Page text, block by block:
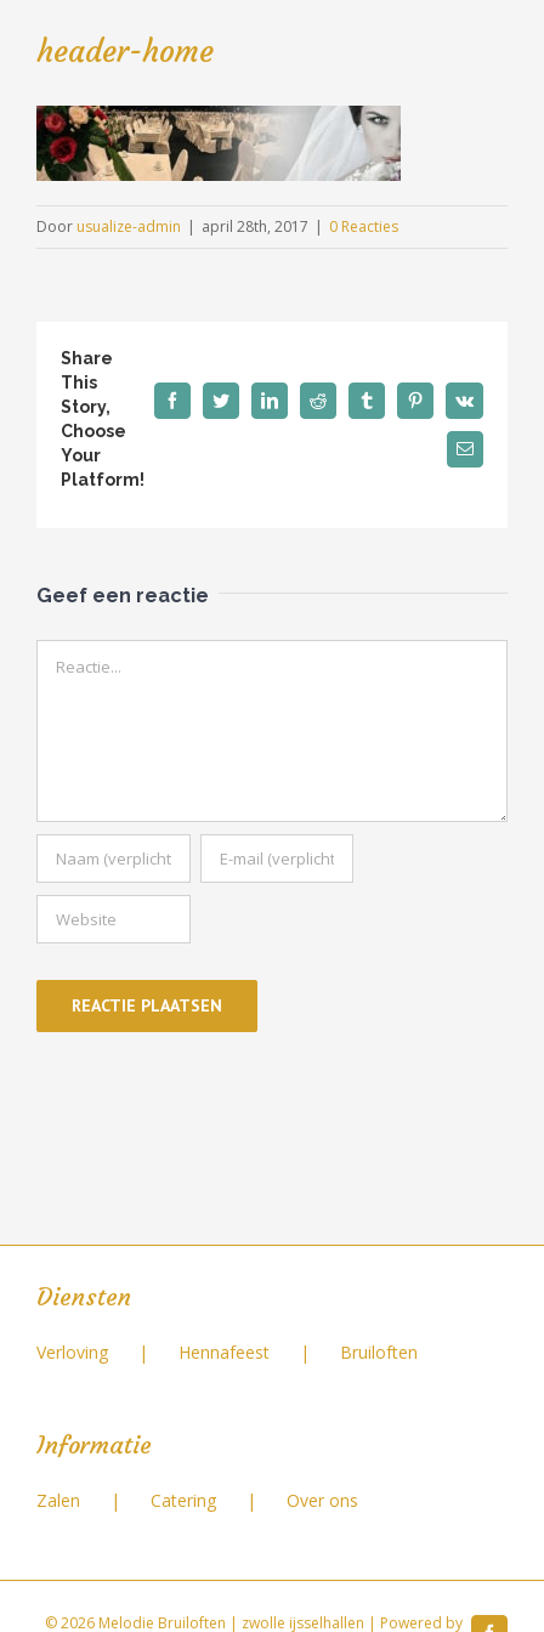
header-home
Door usualize-admin | april 28th, 2017 | 0 Reacties
Share
This
Story,
Choose
Your
Platform!
FacebookTwitterLinkedInReddit Tumblr PinterestVk
E-
mail
Geef een reactie
Diensten
Verloving Hennafeest Bruiloften
Informatie
Zalen Catering Over ons
©2026 Melodie Bruiloften | zwolle ijsselhallen | Powered by